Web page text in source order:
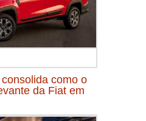
como o
da Fiat em